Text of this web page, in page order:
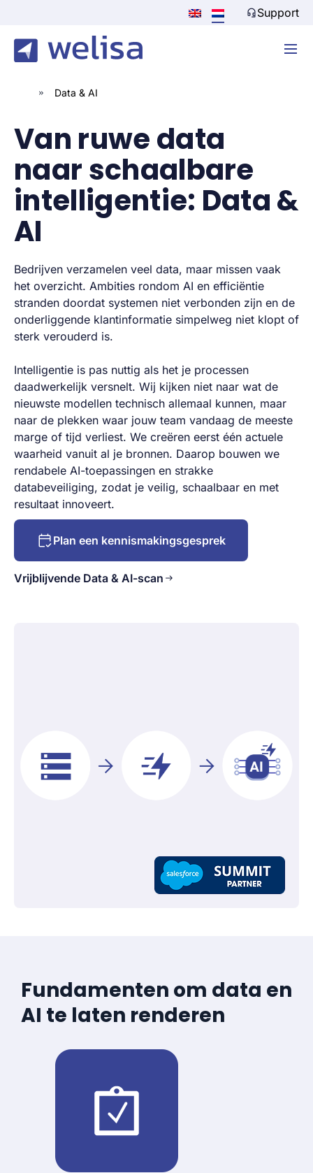
Support
» Data & AI
Van ruwe data
naar schaalbare
intelligentie: Data &
AI
Bedrijven verzamelen veel data, maar missen vaak
het overzicht. Ambities rondom AI en efficiëntie
stranden doordat systemen niet verbonden zijn en de
onderliggende klantinformatie simpelweg niet klopt of
sterk verouderd is.
Intelligentie is pas nuttig als het je processen
daadwerkelijk versnelt. Wij kijken niet naar wat de
nieuwste modellen technisch allemaal kunnen, maar
naar de plekken waar jouw team vandaag de meeste
marge of tijd verliest. We creëren eerst één actuele
waarheid vanuit al je bronnen. Daarop bouwen we
rendabele AI-toepassingen en strakke
databeveiliging, zodat je veilig, schaalbaar en met
resultaat innoveert.
Plan een kennismakingsgesprek
Vrijblijvende Data & AI-scan
Fundamenten om data en
AI te laten renderen